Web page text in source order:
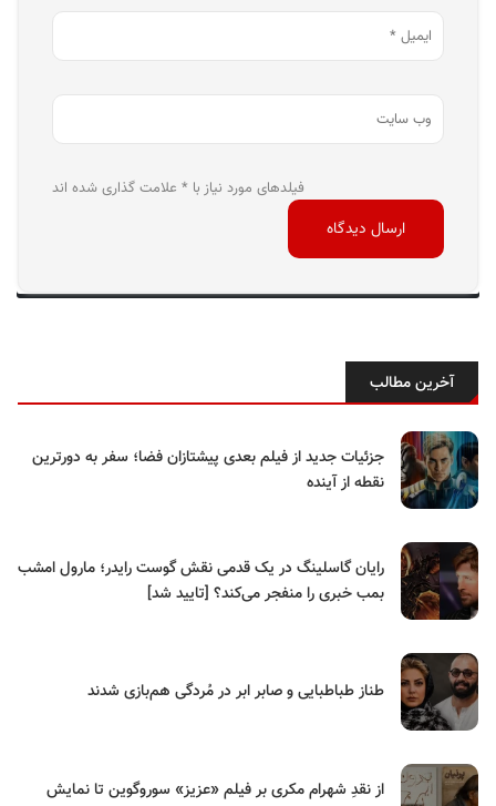
فیلدهای مورد نیاز با * علامت گذاری شده اند
آخرین مطالب
جزئیات جدید از فیلم بعدی پیشتازان فضا؛ سفر به دورترین
نقطه از آینده
رایان گاسلینگ در یک قدمی نقش گوست رایدر؛ مارول امشب
بمب خبری را منفجر می‌کند؟ [تایید شد]
طناز طباطبایی و صابر ابر در مُردگی هم‌بازی شدند
از نقدِ شهرام مکری بر فیلم «عزیز» سوروگوین تا نمایش